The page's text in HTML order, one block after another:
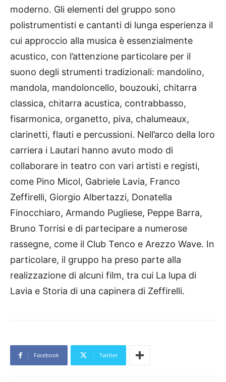
moderno. Gli elementi del gruppo sono
polistrumentisti e cantanti di lunga esperienza il
cui approccio alla musica è essenzialmente
acustico, con l’attenzione particolare per il
suono degli strumenti tradizionali: mandolino,
mandola, mandoloncello, bouzouki, chitarra
classica, chitarra acustica, contrabbasso,
fisarmonica, organetto, piva, chalumeaux,
clarinetti, flauti e percussioni. Nell’arco della loro
carriera i Lautari hanno avuto modo di
collaborare in teatro con vari artisti e registi,
come Pino Micol, Gabriele Lavia, Franco
Zeffirelli, Giorgio Albertazzi, Donatella
Finocchiaro, Armando Pugliese, Peppe Barra,
Bruno Torrisi e di partecipare a numerose
rassegne, come il Club Tenco e Arezzo Wave. In
particolare, il gruppo ha preso parte alla
realizzazione di alcuni film, tra cui La lupa di
Lavia e Storia di una capinera di Zeffirelli.
Facebook Twitter